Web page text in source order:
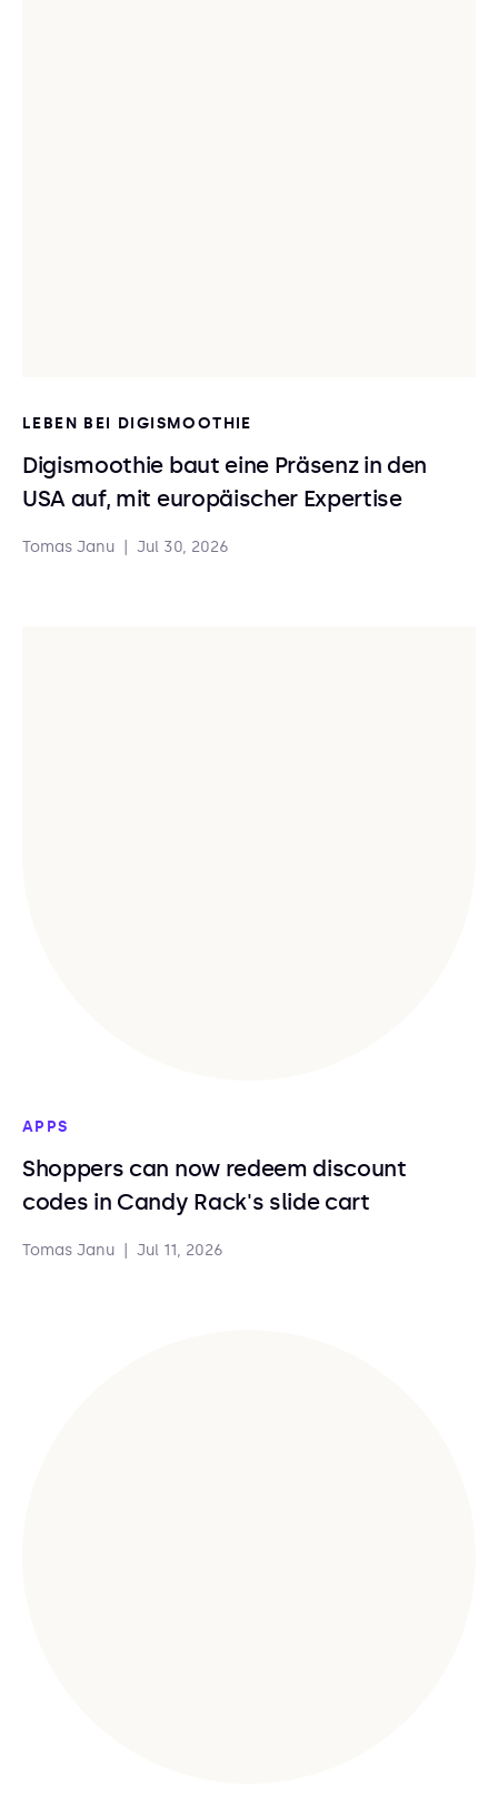
LEBEN BEI DIGISMOOTHIE
Digismoothie baut eine Präsenz in den
USA auf, mit europäischer Expertise
Tomas Janu Jul 30, 2026
APPS
Shoppers can now redeem discount
codes in Candy Rack's slide cart
Tomas Janu Jul 11, 2026